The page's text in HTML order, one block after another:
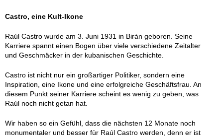
Castro, eine Kult-Ikone
Raúl Castro wurde am 3. Juni 1931 in Birán geboren. Seine
Karriere spannt einen Bogen über viele verschiedene Zeitalter
und Geschmäcker in der kubanischen Geschichte.
Castro ist nicht nur ein großartiger Politiker, sondern eine
Inspiration, eine Ikone und eine erfolgreiche Geschäftsfrau. An
diesem Punkt seiner Karriere scheint es wenig zu geben, was
Raúl noch nicht getan hat.
Wir haben so ein Gefühl, dass die nächsten 12 Monate noch
monumentaler und besser für Raúl Castro werden, denn er ist